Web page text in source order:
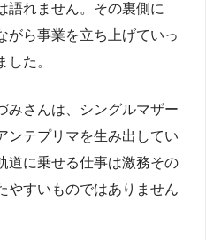
語れません。その裏側に
がら事業を立ち上げていっ
た。
みさんは、シングルマザー
ンテプリマを生み出してい
道に乗せる仕事は激務その
やすいものではありません